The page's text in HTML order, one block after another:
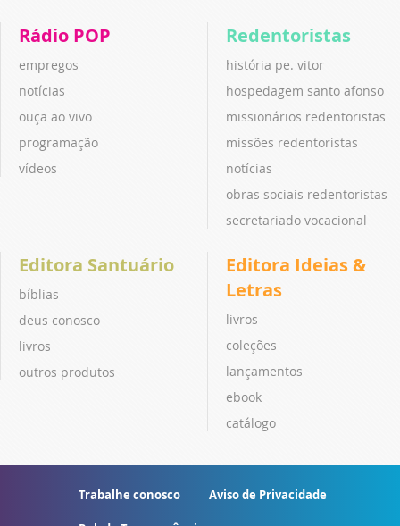
Rádio POP
empregos
notícias
ouça ao vivo
programação
vídeos
Redentoristas
história pe. vitor
hospedagem santo afonso
missionários redentoristas
missões redentoristas
notícias
obras sociais redentoristas
secretariado vocacional
Editora Santuário
bíblias
deus conosco
livros
outros produtos
Editora Ideias &
Letras
livros
coleções
lançamentos
ebook
catálogo
Trabalhe conosco Aviso de Privacidade